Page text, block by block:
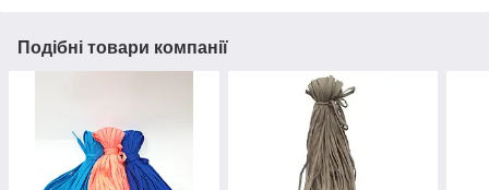
Подібні товари компанії